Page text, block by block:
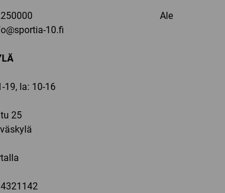
10.fi
19, la: 10-16
25
Ale